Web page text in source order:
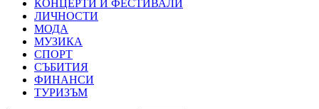
КОНЦЕРТИ И ФЕСТИВАЛИ
ЛИЧНОСТИ
МОДА
МУЗИКА
СПОРТ
СЪБИТИЯ
ФИНАНСИ
ТУРИЗЪМ